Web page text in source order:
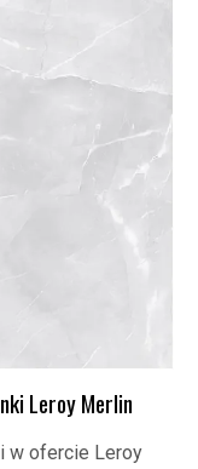
Leroy Merlin
w ofercie Leroy